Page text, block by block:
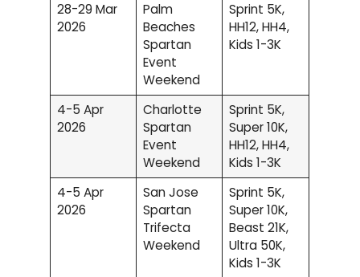
28-29 Mar
2026
Palm
Beaches
Spartan
Event
Weekend
Sprint 5K,
HH12, HH4,
Kids 1-3K
4-5 Apr
2026
Charlotte
Spartan
Event
Weekend
Sprint 5K,
Super 10K,
HH12, HH4,
Kids 1-3K
4-5 Apr
2026
San Jose
Spartan
Trifecta
Weekend
Sprint 5K,
Super 10K,
Beast 21K,
Ultra 50K,
Kids 1-3K